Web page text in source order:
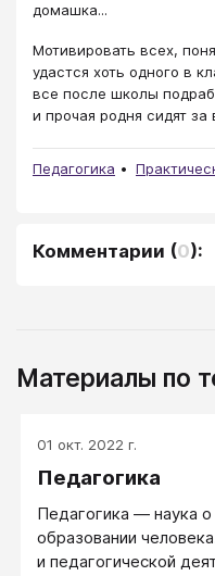
домашка...
Мотивировать всех,
удастся хоть одного в
все после школы
и прочая родня сидят за
Педагогика
Комментарии (0):
Материалы по
01 окт. 2022 г.
Педагогика
Педагогика — наука о
образовании
и педагогической